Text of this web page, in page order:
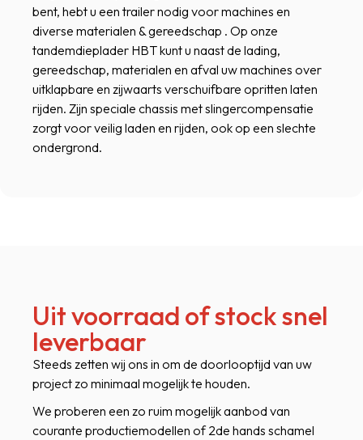
bent, hebt u een trailer nodig voor machines en
diverse materialen & gereedschap . Op onze
tandemdieplader HBT kunt u naast de lading,
gereedschap, materialen en afval uw machines over
uitklapbare en zijwaarts verschuifbare opritten laten
rijden. Zijn speciale chassis met slingercompensatie
zorgt voor veilig laden en rijden, ook op een slechte
ondergrond.
Uit voorraad of stock snel
leverbaar
Steeds zetten wij ons in om de doorlooptijd van uw
project zo minimaal mogelijk te houden.
We proberen een zo ruim mogelijk aanbod van
courante productiemodellen of 2de hands schamel